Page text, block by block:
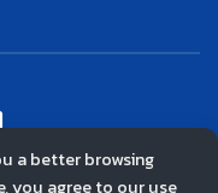
a better browsing
you agree to our use